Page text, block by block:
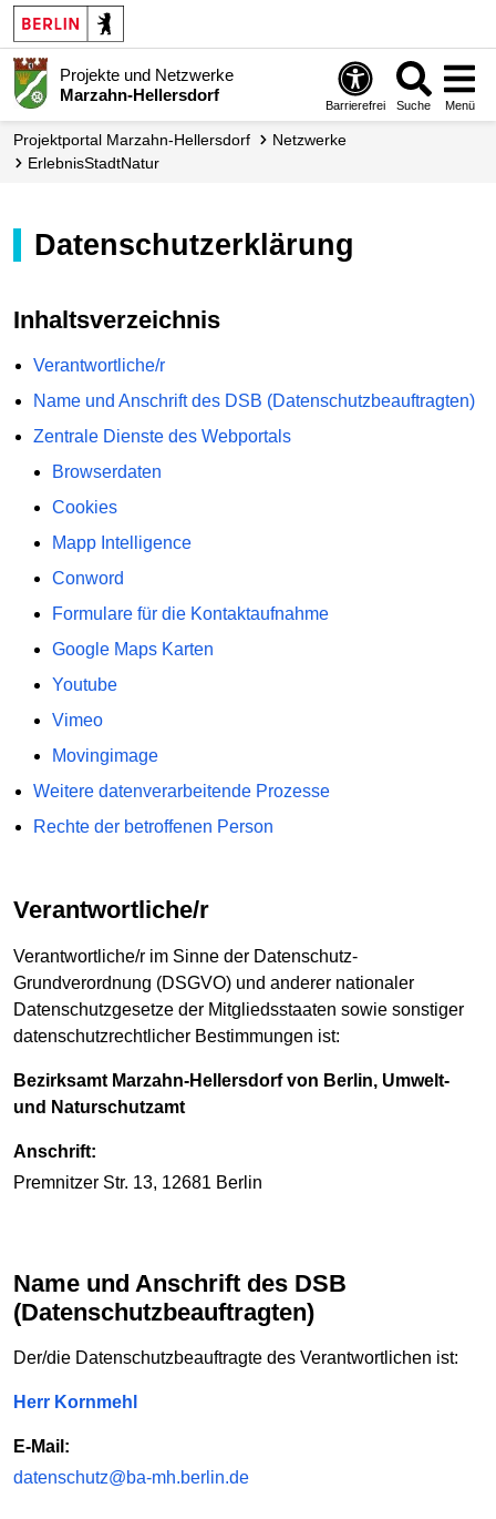
Projekte und Netzwerke
Marzahn-Hellersdorf
Barrierefrei Suche Menü
Projektportal Marzahn-Hellersdorf
Netzwerke
Erlebnis­StadtNatur
Datenschutzerklärung
Inhaltsverzeichnis
Verantwortliche/r
Name und Anschrift des DSB (Datenschutzbeauftragten)
Zentrale Dienste des Webportals
Browserdaten
Cookies
Mapp Intelligence
Conword
Formulare für die Kontaktaufnahme
Google Maps Karten
Youtube
Vimeo
Movingimage
Weitere datenverarbeitende Prozesse
Rechte der betroffenen Person
Verantwortliche/r
Verantwortliche/r im Sinne der Datenschutz-
Grundverordnung (DSGVO) und anderer nationaler
Datenschutzgesetze der Mitgliedsstaaten sowie sonstiger
datenschutzrechtlicher Bestimmungen ist:
Bezirksamt Marzahn-Hellersdorf von Berlin, Umwelt-
und Naturschutzamt
Anschrift:
Premnitzer Str. 13, 12681 Berlin
Name und Anschrift des DSB
(Datenschutzbeauftragten)
Der/die Datenschutzbeauftragte des Verantwortlichen ist:
Herr Kornmehl
E-Mail:
datenschutz@ba-mh.berlin.de